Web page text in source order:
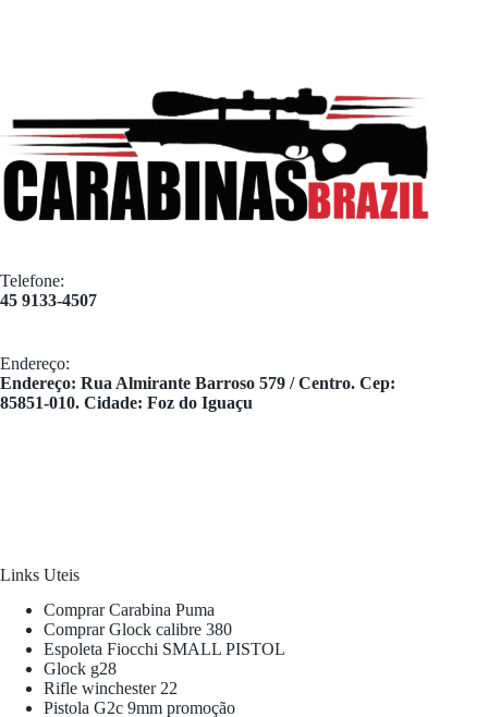
Telefone:
45 9133-4507
Endereço:
​Endereço: Rua Almirante Barroso 579 / Centro. Cep:
85851-010. Cidade: Foz do Iguaçu
Links Uteis
Comprar Carabina Puma
Comprar Glock calibre 380
Espoleta Fiocchi SMALL PISTOL
Glock g28
Rifle winchester 22
Pistola G2c 9mm promoção